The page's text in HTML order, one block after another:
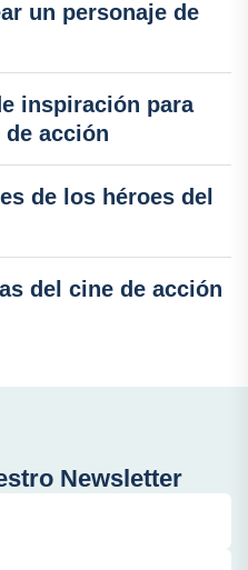
un personaje de
inspiración para
de acción
de los héroes del
del cine de acción
Newsletter